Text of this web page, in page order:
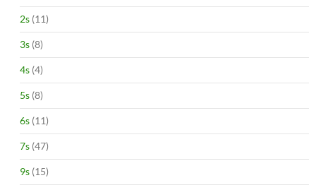
2s (11)
3s (8)
4s (4)
5s (8)
6s (11)
7s (47)
9s (15)